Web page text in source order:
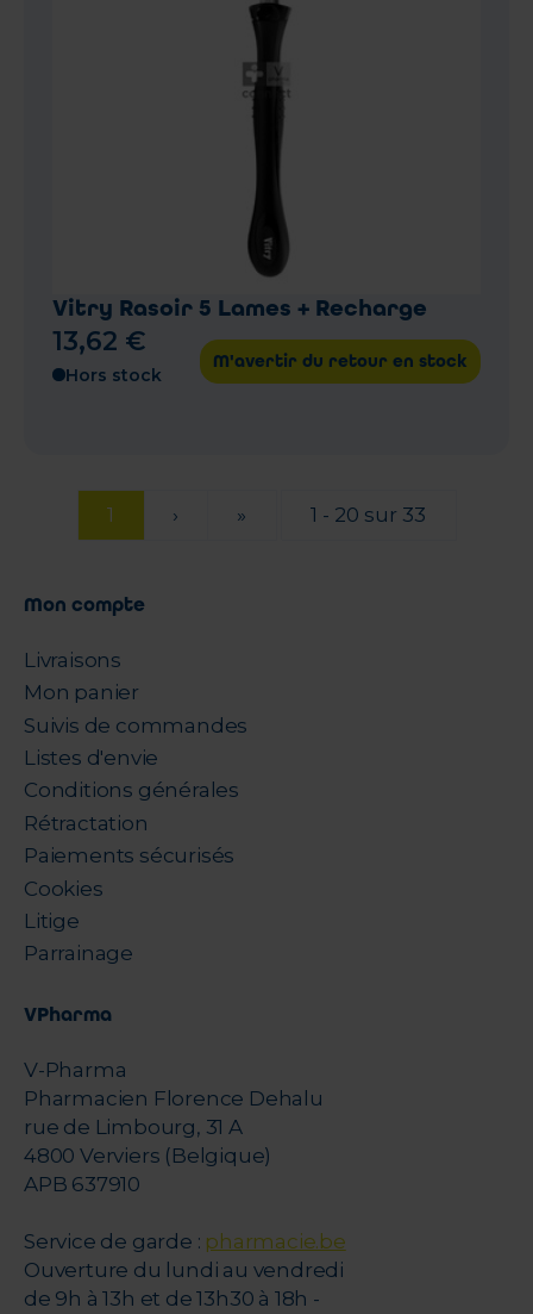
Vitry Rasoir 5 Lames + Recharge
13,62 €
Hors stock
M'avertir du retour en stock
1 › » 1 - 20 sur 33
Mon compte
Livraisons
Mon panier
Suivis de commandes
Listes d'envie
Conditions générales
Rétractation
Paiements sécurisés
Cookies
Litige
Parrainage
VPharma
V-Pharma
Pharmacien Florence Dehalu
rue de Limbourg, 31 A
4800 Verviers (Belgique)
APB 637910
Service de garde : pharmacie.be
Ouverture du lundi au vendredi
de 9h à 13h et de 13h30 à 18h -